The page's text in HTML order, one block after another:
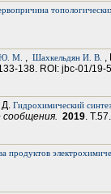
Ю. М. , Шахкельдян И. В. ,
138. ROI: jbc-01/19-
Д. Гидрохимический
сообщения. 2019.
продуктов